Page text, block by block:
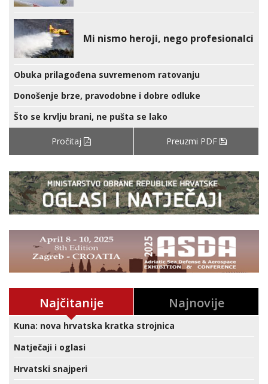
Mi nismo heroji, nego profesionalci
Obuka prilagođena suvremenom ratovanju
Donošenje brze, pravodobne i dobre odluke
Što se krvlju brani, ne pušta se lako
Pročitaj Preuzmi PDF
Najčitanije Najnovije
Kuna: nova hrvatska kratka strojnica
Natječaji i oglasi
Hrvatski snajperi